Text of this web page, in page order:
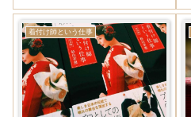
着付け師という仕事